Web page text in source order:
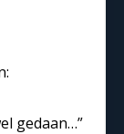
gedaan…”